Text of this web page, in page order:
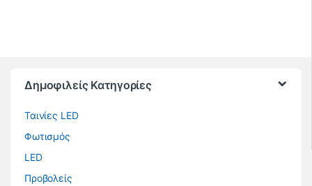
Δημοφιλείς Κατηγορίες
Ταινίες LED
Φωτισμός
LED
Προβολείς